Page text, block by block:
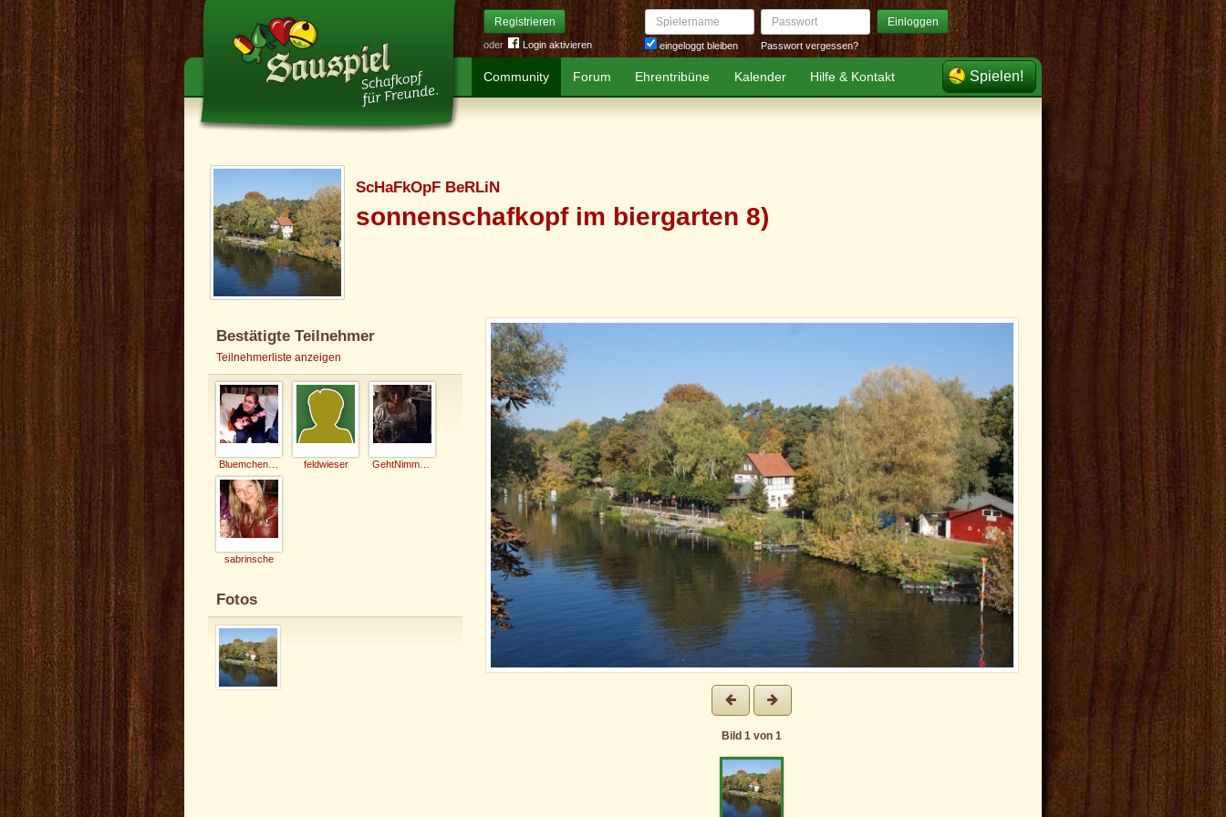
Registrieren
oder Login aktivieren
Spielername
eingeloggt bleiben
Passwort Einloggen
Passwort vergessen?
Community Forum Ehrentribüne Kalender Hilfe & Kontakt Spielen!
ScHaFkOpF BeRLiN
sonnenschafkopf im biergarten 8)
Bestätigte Teilnehmer
Teilnehmerliste anzeigen
feldwieser
sabrinsche
Fotos
Bild1 von1